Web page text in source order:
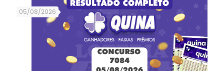
05/08/2026